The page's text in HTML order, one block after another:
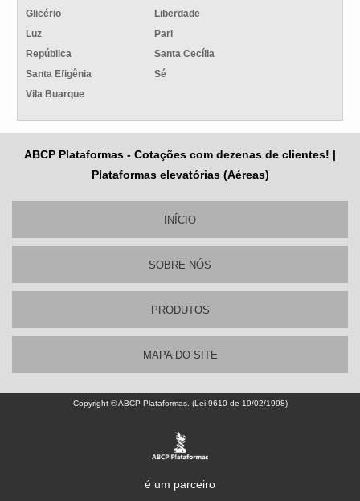
Glicério
Liberdade
Luz
Pari
República
Santa Cecília
Santa Efigênia
Sé
Vila Buarque
ABCP Plataformas - Cotações com dezenas de clientes! |
Plataformas elevatórias (Aéreas)
INÍCIO
SOBRE NÓS
PRODUTOS
MAPA DO SITE
Copyright © ABCP Plataformas. (Lei 9610 de 19/02/1998)
é um parceiro